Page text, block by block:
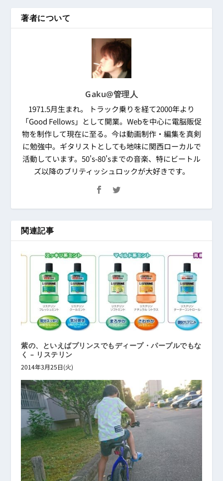
著者について
Gaku@管理人
1971.5月生まれ。 トラック乗りを経て2000年より
「Good Fellows」として開業。Webを中心に電脳販促
物を制作して現在に至る。今は動画制作・編集を真剣
に勉強中。ギタリストとしても地味に関西ローカルで
活動しています。50's-80'sまでの音楽、特にビートル
ズ以降のブリティッシュロックが大好きです。
関連記事
紫の、といえばプリンスでもディープ・パープルでもな
く – リステリン
2014年3月25日(火)